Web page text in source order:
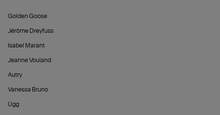
Golden Goose
Jérôme Dreyfuss
Isabel Marant
Jeanne Vouland
Autry
Vanessa Bruno
Ugg